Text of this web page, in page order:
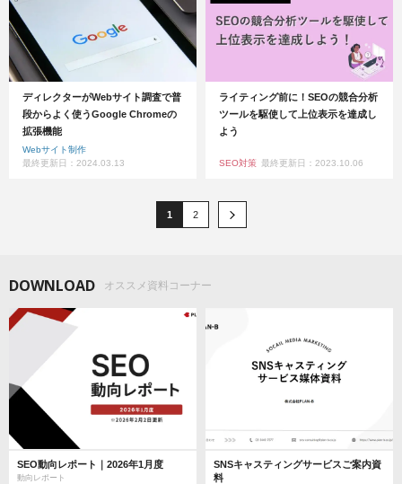
ディレクターがWebサイト調査で普
段からよく使うGoogle Chromeの
拡張機能
Webサイト制作
最終更新日：2024.03.13
ライティング前に！SEOの競合分析
ツールを駆使して上位表示を達成し
よう
SEO対策 最終更新日：2023.10.06
1 2
DOWNLOAD オススメ資料コーナー
SEO動向レポート｜2026年1月度
動向レポート
SNSキャスティングサービスご案内資
料